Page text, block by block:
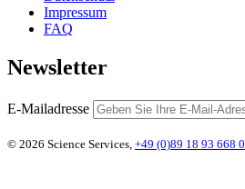
Impressum
FAQ
Newsletter
E-Mailadresse
© 2026 Science Services, +49 (0)89 18 93 668 0